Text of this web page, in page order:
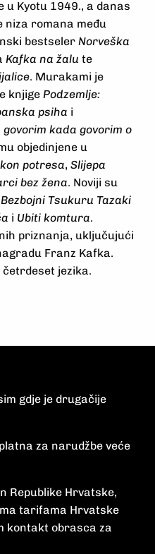
u Kyotu 1949., a danas
niza romana među
bestseler Norveška
Kafka na žalu te
. Murakami je
knjige Podzemlje:
psiha i
govorim kada govorim o
objedinjene u
potresa, Slijepa
bez žena. Noviji su
Bezbojni Tsukuru Tazaki
i Ubiti komtura.
priznanja, uključujući
Franz Kafka.
četrdeset jezika.
gdje je drugačije
za narudžbe veće
Republike Hrvatske,
tarifama Hrvatske
kontakt obrasca za